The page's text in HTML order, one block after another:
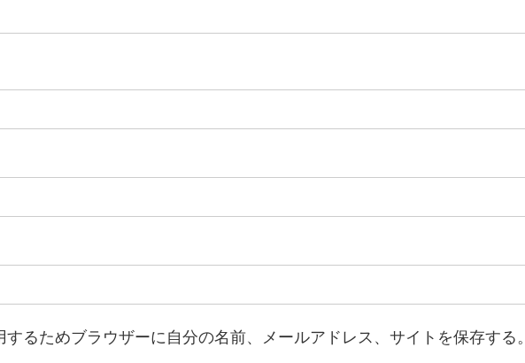
るためブラウザーに自分の名前、メールアドレス、サイトを保存する。